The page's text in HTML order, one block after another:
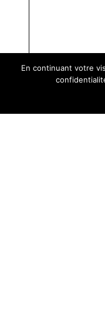
En continuant votre